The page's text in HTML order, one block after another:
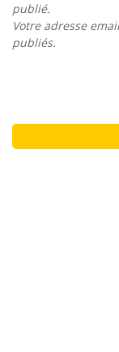
publié.
Votre adresse
publiés.